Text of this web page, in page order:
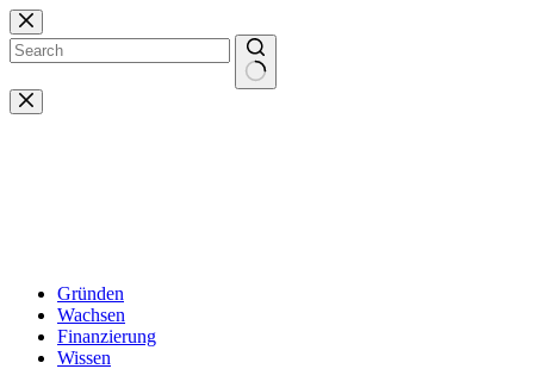
Zum
Inhalt
springen
Keine
Ergebnisse
Gründen
Wachsen
Finanzierung
Wissen